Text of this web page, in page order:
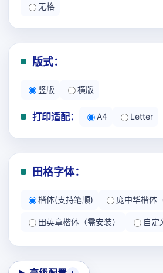
无格
版式：
竖版 横版
打印适配： A4 Letter
田格字体：
楷体(支持笔顺) 庞中华楷体
田英章楷体（需安装） 自定